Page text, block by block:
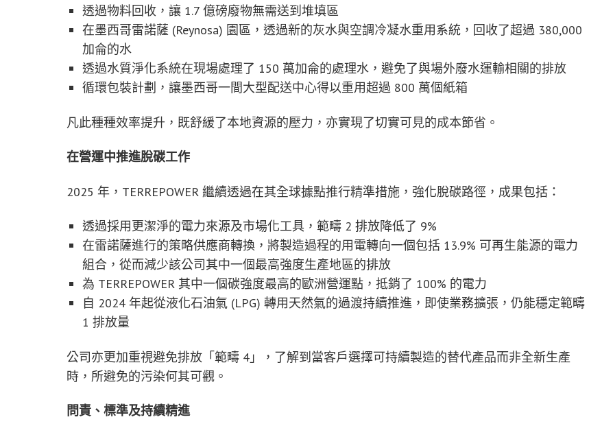
透過物料回收，讓 1.7 億磅廢物無需送到堆填區
在墨西哥雷諾薩 (Reynosa) 園區，透過新的灰水與空調冷凝水重用系統，回收了超過 380,000
加侖的水
透過水質淨化系統在現場處理了 150 萬加侖的處理水，避免了與場外廢水運輸相關的排放
循環包裝計劃，讓墨西哥一間大型配送中心得以重用超過 800 萬個紙箱
凡此種種效率提升，既舒緩了本地資源的壓力，亦實現了切實可見的成本節省。
在營運中推進脫碳工作
2025 年，TERREPOWER 繼續透過在其全球據點推行精準措施，強化脫碳路徑，成果包括：
透過採用更潔淨的電力來源及市場化工具，範疇 2 排放降低了 9%
在雷諾薩進行的策略供應商轉換，將製造過程的用電轉向一個包括 13.9% 可再生能源的電力
組合，從而減少該公司其中一個最高強度生產地區的排放
為 TERREPOWER 其中一個碳強度最高的歐洲營運點，抵銷了 100% 的電力
自 2024 年起從液化石油氣 (LPG) 轉用天然氣的過渡持續推進，即使業務擴張，仍能穩定範疇
1 排放量
公司亦更加重視避免排放「範疇 4」，了解到當客戶選擇可持續製造的替代產品而非全新生產
時，所避免的污染何其可觀。
問責、標準及持續精進